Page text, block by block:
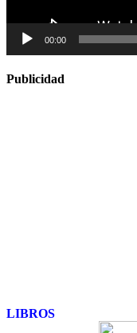
00:00
Publicidad
LIBROS